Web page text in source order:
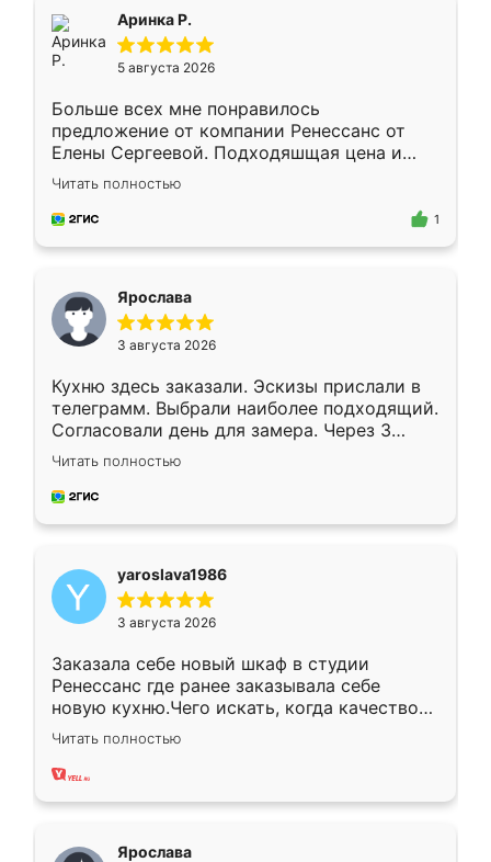
Аринка Р.
5 августа 2026
Больше всех мне понравилось
предложение от компании Ренессанс от
Елены Сергеевой. Подходяшщая цена и
короткие сроки изготовления. Приехавший
для замера сотрудник Владислав
предложил по моему эскизу самый
Читать полностью
1
Ярослава
3 августа 2026
Кухню здесь заказали. Эскизы прислали в
телеграмм. Выбрали наиболее подходящий.
Согласовали день для замера. Через 3
недели кухня была уже готова. Остались
довольны работой. Спасибо Ренессанс
мебель за качественную работу!
Читать полностью
yaroslava1986
3 августа 2026
Заказала себе новый шкаф в студии
Ренессанс где ранее заказывала себе
новую кухню.Чего искать, когда качеством
вполне довольна. Служит кухня уже почти
два года, нареканий нет.
Читать полностью
Ярослава